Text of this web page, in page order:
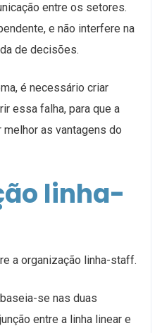
entre os setores.
e não interfere na
de decisões.
é necessário criar
essa falha, para que a
as vantagens do
linha-
a organização linha-staff.
se nas duas
entre a linha linear e